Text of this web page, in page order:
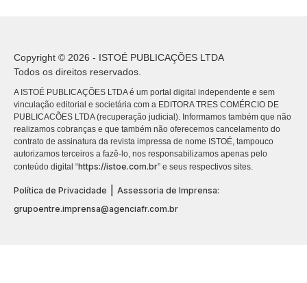
Copyright © 2026 - ISTOÉ PUBLICAÇÕES LTDA
Todos os direitos reservados.
A ISTOÉ PUBLICAÇÕES LTDA é um portal digital independente e sem
vinculação editorial e societária com a EDITORA TRES COMÉRCIO DE
PUBLICACÕES LTDA (recuperação judicial). Informamos também que não
realizamos cobranças e que também não oferecemos cancelamento do
contrato de assinatura da revista impressa de nome ISTOÉ, tampouco
autorizamos terceiros a fazê-lo, nos responsabilizamos apenas pelo
conteúdo digital “https://istoe.com.br” e seus respectivos sites.
Política de Privacidade
Assessoria de Imprensa:
grupoentre.imprensa@agenciafr.com.br